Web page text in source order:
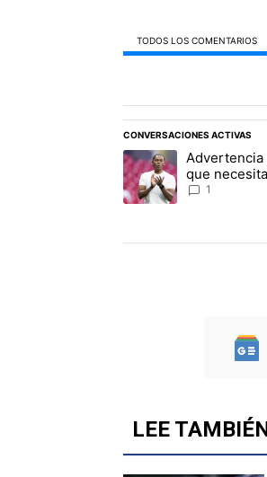
TODOS LOS COMENTARIOS
Advertencia